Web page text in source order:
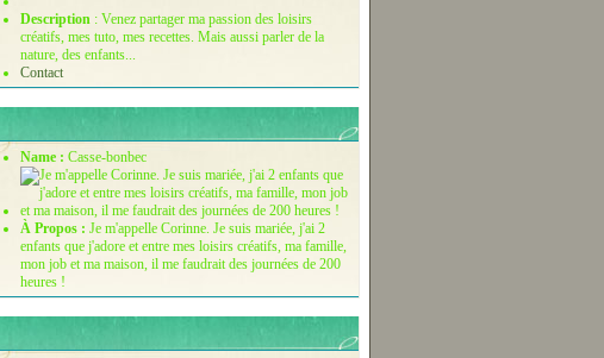
Description : Venez partager ma passion des loisirs
créatifs, mes tuto, mes recettes. Mais aussi parler de la
nature, des enfants...
Contact
Name : Casse-bonbec
À Propos : Je m'appelle Corinne. Je suis mariée, j'ai 2
enfants que j'adore et entre mes loisirs créatifs, ma famille,
mon job et ma maison, il me faudrait des journées de 200
heures !